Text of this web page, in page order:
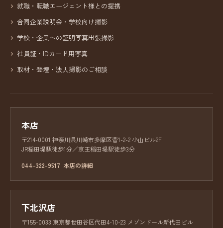
就職・転職エージェント様との提携
合同企業説明会・学校向け撮影
学校・企業への証明写真出張撮影
社員証・IDカード用写真
取材・登壇・法人撮影のご相談
本店
〒214-0001 神奈川県川崎市多摩区菅1-2-2 小山ビル2F
JR稲田堤駅徒歩1分／京王稲田堤駅徒歩3分
044-322-9517 本店の詳細
下北沢店
〒155-0033 東京都世田谷区代田4-10-23 メゾンドール新代田ビル